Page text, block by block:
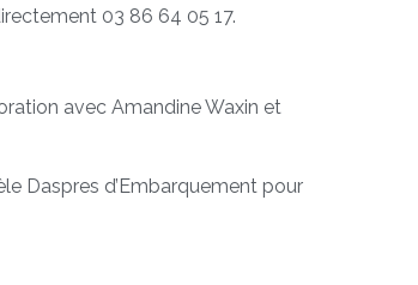
03 86 64 05 17.
avec Amandine Waxin et
Daspres d’Embarquement pour